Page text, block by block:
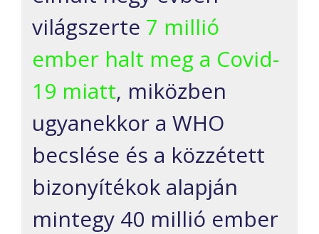
világszerte 7 millió
ember halt meg a Covid-
19 miatt, miközben
ugyanekkor a WHO
becslése és a közzétett
bizonyítékok alapján
mintegy 40 millió ember